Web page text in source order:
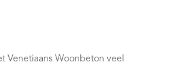
Venetiaans Woonbeton veel